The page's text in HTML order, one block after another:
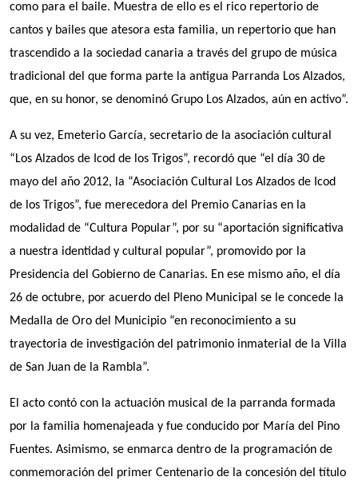
como para el baile. Muestra de ello es el rico repertorio de
cantos y bailes que atesora esta familia, un repertorio que han
trascendido a la sociedad canaria a través del grupo de música
tradicional del que forma parte la antigua Parranda Los Alzados,
que, en su honor, se denominó Grupo Los Alzados, aún en activo”.
A su vez, Emeterio García, secretario de la asociación cultural
“Los Alzados de Icod de los Trigos”, recordó que “el día 30 de
mayo del año 2012, la “Asociación Cultural Los Alzados de Icod
de los Trigos”, fue merecedora del Premio Canarias en la
modalidad de “Cultura Popular”, por su “aportación significativa
a nuestra identidad y cultural popular”, promovido por la
Presidencia del Gobierno de Canarias. En ese mismo año, el día
26 de octubre, por acuerdo del Pleno Municipal se le concede la
Medalla de Oro del Municipio “en reconocimiento a su
trayectoria de investigación del patrimonio inmaterial de la Villa
de San Juan de la Rambla”.
El acto contó con la actuación musical de la parranda formada
por la familia homenajeada y fue conducido por María del Pino
Fuentes. Asimismo, se enmarca dentro de la programación de
conmemoración del primer Centenario de la concesión del título